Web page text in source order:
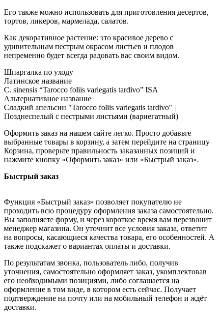
Его также можно использовать для приготовления десертов,
тортов, ликеров, мармелада, салатов.
Как декоративное растение: это красивое дерево с
удивительным пестрым окрасом листьев и плодов
непременно будет всегда радовать вас своим видом.
Шпаргалка по уходу
Латинское название
C. sinensis “Tarocco foliis variegatis tardivo” ISA
Альтернативное название
Сладкий апельсин "Tarocco foliis variegatis tardivo" |
Позднеспелый с пестрыми листьями (вариегатный)
Оформить заказ на нашем сайте легко. Просто добавьте
выбранные товары в корзину, а затем перейдите на страницу
Корзина, проверьте правильность заказанных позиций и
нажмите кнопку «Оформить заказ» или «Быстрый заказ».
Быстрый заказ
Функция «Быстрый заказ» позволяет покупателю не
проходить всю процедуру оформления заказа самостоятельно.
Вы заполняете форму, и через короткое время вам перезвонит
менеджер магазина. Он уточнит все условия заказа, ответит
на вопросы, касающиеся качества товара, его особенностей. А
также подскажет о вариантах оплаты и доставки.
По результатам звонка, пользователь либо, получив
уточнения, самостоятельно оформляет заказ, укомплектовав
его необходимыми позициями, либо соглашается на
оформление в том виде, в котором есть сейчас. Получает
подтверждение на почту или на мобильный телефон и ждёт
доставки.